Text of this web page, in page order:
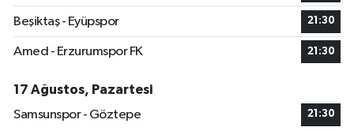
Beşiktaş - Eyüpspor 21:30
Amed - Erzurumspor FK 21:30
17 Ağustos, Pazartesi
Samsunspor - Göztepe
21:30